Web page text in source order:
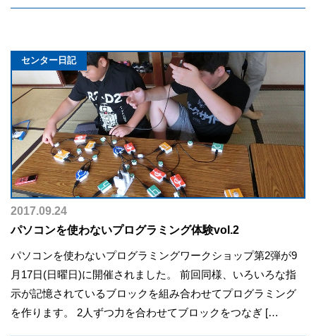
センター日記
2017.09.24
パソコンを使わないプログラミング体験vol.2
パソコンを使わないプログラミングワークショップ第2弾が9
月17日(日曜日)に開催されました。 前回同様、いろいろな指
示が記憶されているブロックを組み合わせてプログラミング
を作ります。 2人ずつ力を合わせてブロックをつなぎ […